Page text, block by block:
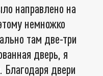
направлено на
немножко
там две-три
дверь, я
двери